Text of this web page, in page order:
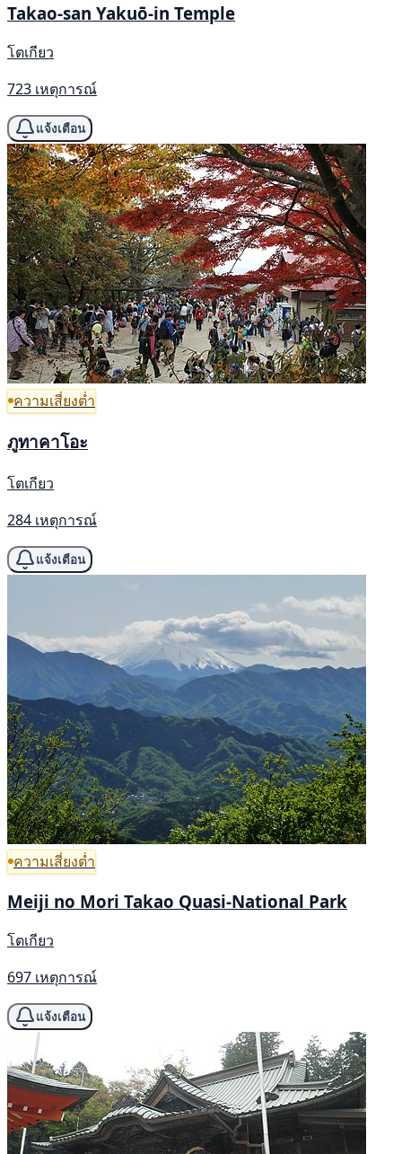
Takao-san Yakuō-in Temple
โตเกียว
723 เหตุการณ์
แจ้งเตือน
ความเสี่ยงต่ำ
ภูทาคาโอะ
โตเกียว
284 เหตุการณ์
แจ้งเตือน
ความเสี่ยงต่ำ
Meiji no Mori Takao Quasi-National Park
โตเกียว
697 เหตุการณ์
แจ้งเตือน